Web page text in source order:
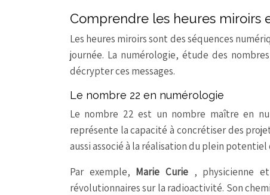
Comprendre les heures miroirs
Les heures miroirs sont des séquences
journée. La numérologie, étude des
décrypter ces messages.
Le nombre 22 en numérologie
Le nombre 22 est un nombre maître en
représente la capacité à concrétiser des
aussi associé à la réalisation du plein
Par exemple, Marie Curie , physicienne
révolutionnaires sur la radioactivité. Son